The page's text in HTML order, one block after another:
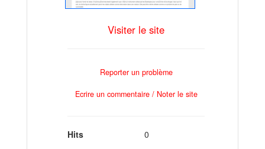
Visiter le site
Reporter un problème
Ecrire un commentaire / Noter le site
Hits
0